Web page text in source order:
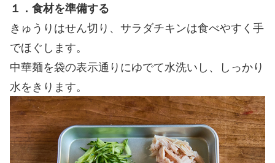
１．食材を準備する
きゅうりはせん切り、サラダチキンは食べやすく手
でほぐします。
中華麺を袋の表示通りにゆでて水洗いし、しっかり
水をきります。